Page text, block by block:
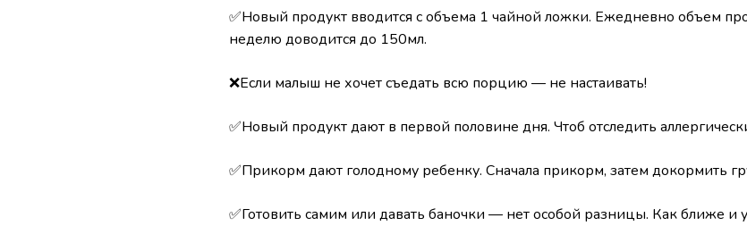
✅Новый продукт вводится с объема 1 чайной ложки. Ежедневно объем
неделю доводится до 150мл.
❌Если малыш не хочет съедать всю порцию — не настаивать!
✅Новый продукт дают в первой половине дня. Чтоб отследить
✅Прикорм дают голодному ребенку. Сначала прикорм, затем докормить
✅Готовить самим или давать баночки — нет особой разницы. Как ближе и